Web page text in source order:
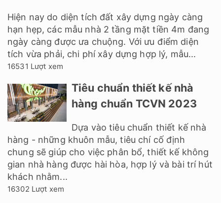
Hiện nay do diện tích đất xây dựng ngày càng
hạn hẹp, các mẫu nhà 2 tầng mặt tiền 4m đang
ngày càng được ưa chuộng. Với ưu điểm diện
tích vừa phải, chi phí xây dựng hợp lý, mẫu...
16531 Lượt xem
Tiêu chuẩn thiết kế nhà
hàng chuẩn TCVN 2023
Dựa vào tiêu chuẩn thiết kế nhà
hàng - những khuôn mẫu, tiêu chí cố định
chung sẽ giúp cho việc phân bổ, thiết kế không
gian nhà hàng được hài hòa, hợp lý và bài trí hút
khách nhằm...
16302 Lượt xem